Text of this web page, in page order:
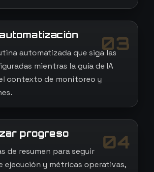
03
automatizada que siga las
mientras la guía de IA
contexto de monitoreo y
04
progreso
de resumen para seguir
ejecución y métricas operativas,